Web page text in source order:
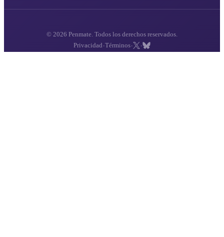
© 2026 Penmate. Todos los derechos reservados.
Privacidad ·Términos· ·